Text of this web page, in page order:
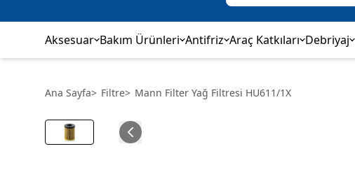
Aksesuar Bakım Ürünleri Antifriz Araç Katkıları Debriyaj
Ana Sayfa> Filtre> Mann Filter Yağ Filtresi HU611/1X